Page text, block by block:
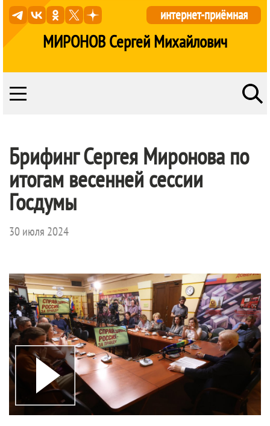
МИРОНОВ Сергей Михайлович
интернет-приёмная
Брифинг Сергея Миронова по
итогам весенней сессии
Госдумы
30 июля 2024